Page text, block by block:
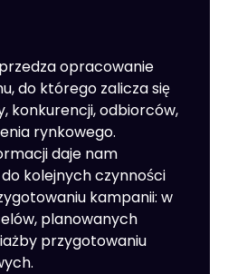
opracowanie
do którego zalicza się
konkurencji, odbiorców,
rynkowego.
daje nam
kolejnych czynności
kampanii: w
planowanych
przygotowaniu